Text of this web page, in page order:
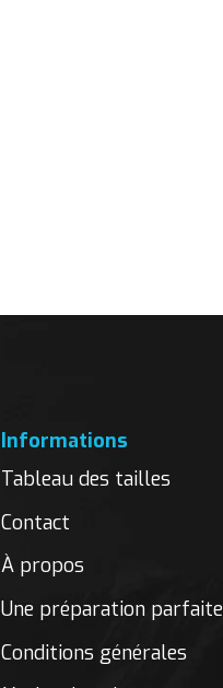
Informations
Tableau des tailles
Contact
À propos
Une préparation parfaite
Conditions générales